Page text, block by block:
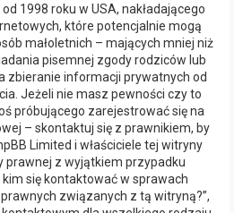
1998 roku w USA, nakładającego
które potencjalnie mogą
małoletnich – mających mniej niż
pisemnej zgody rodziców lub
zbieranie informacji prywatnych od
Jeżeli nie masz pewności czy to
próbującego zarejestrować się na
– skontaktuj się z prawnikiem, by
Limited i właściciele tej witryny
prawnej z wyjątkiem przypadku
się kontaktować w sprawach
związanych z tą witryną?”,